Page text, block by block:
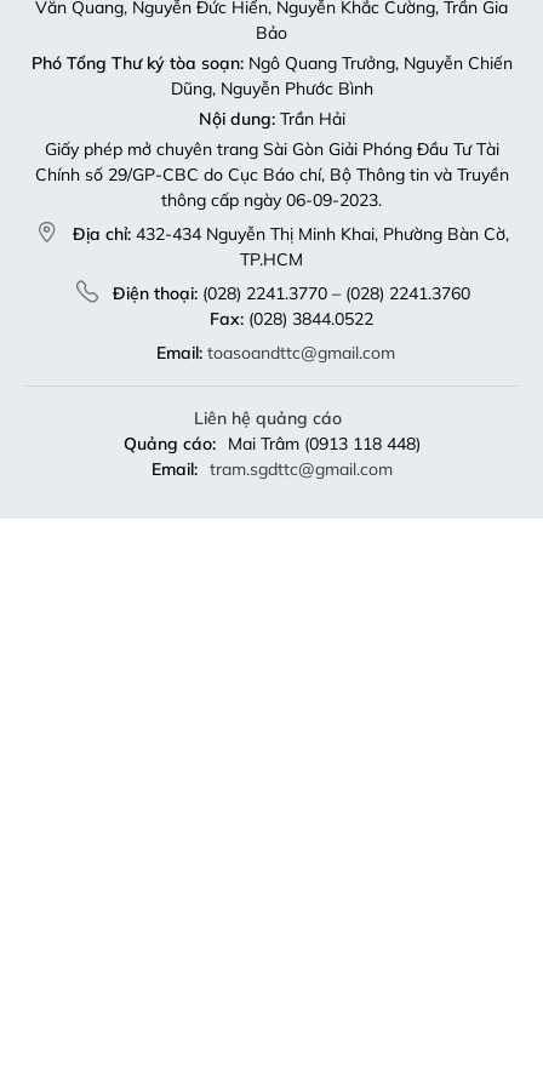
Văn Quang, Nguyễn Đức Hiển, Nguyễn Khắc Cường, Trần Gia
Bảo
Phó Tổng Thư ký tòa soạn:Ngô Quang Trưởng, Nguyễn Chiến
Dũng, Nguyễn Phước Bình
Nội dung:Trần Hải
Giấy phép mở chuyên trang Sài Gòn Giải Phóng Đầu Tư Tài
Chính số 29/GP-CBC do Cục Báo chí, Bộ Thông tin và Truyền
thông cấp ngày 06-09-2023.
Địa chỉ: 432-434 Nguyễn Thị Minh Khai, Phường Bàn Cờ,
TP.HCM
Điện thoại:(028) 2241.3770 – (028) 2241.3760
Fax:(028) 3844.0522
Email: toasoandttc@gmail.com
Liên hệ quảng cáo
Quảng cáo:
Mai Trâm (0913 118 448)
Email: tram.sgdttc@gmail.com